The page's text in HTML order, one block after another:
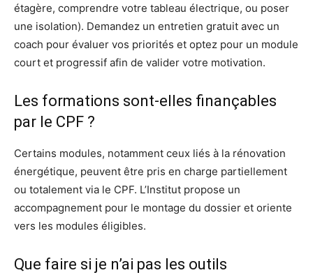
étagère, comprendre votre tableau électrique, ou poser
une isolation). Demandez un entretien gratuit avec un
coach pour évaluer vos priorités et optez pour un module
court et progressif afin de valider votre motivation.
Les formations sont-elles finançables
par le CPF ?
Certains modules, notamment ceux liés à la rénovation
énergétique, peuvent être pris en charge partiellement
ou totalement via le CPF. L’Institut propose un
accompagnement pour le montage du dossier et oriente
vers les modules éligibles.
Que faire si je n’ai pas les outils